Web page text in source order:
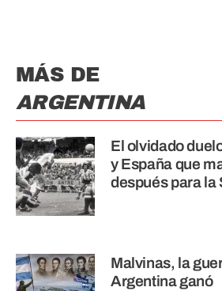
MÁS DE
ARGENTINA
El olvidado
y España que
después para la
Malvinas, la
Argentina ganó